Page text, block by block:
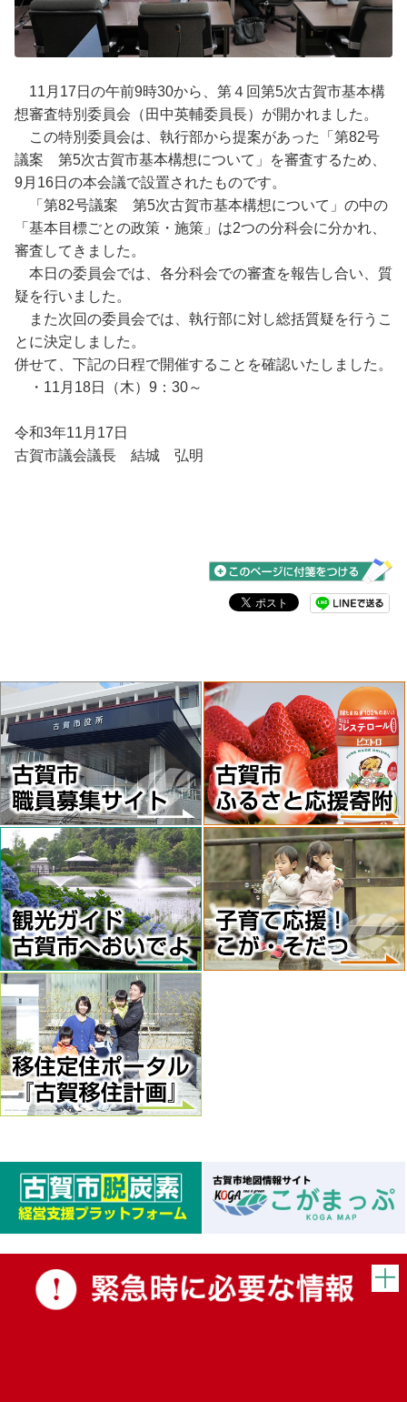
11月17日の午前9時30から、第４回第5次古賀市基本構
想審査特別委員会（田中英輔委員長）が開かれました。
この特別委員会は、執行部から提案があった「第82号
議案 第5次古賀市基本構想について」を審査するため、
9月16日の本会議で設置されたものです。
「第82号議案 第5次古賀市基本構想について」の中の
「基本目標ごとの政策・施策」は2つの分科会に分かれ、
審査してきました。
本日の委員会では、各分科会での審査を報告し合い、質
疑を行いました。
また次回の委員会では、執行部に対し総括質疑を行うこ
とに決定しました。
併せて、下記の日程で開催することを確認いたしました。
・11月18日（木）9：30～
令和3年11月17日
古賀市議会議長 結城 弘明